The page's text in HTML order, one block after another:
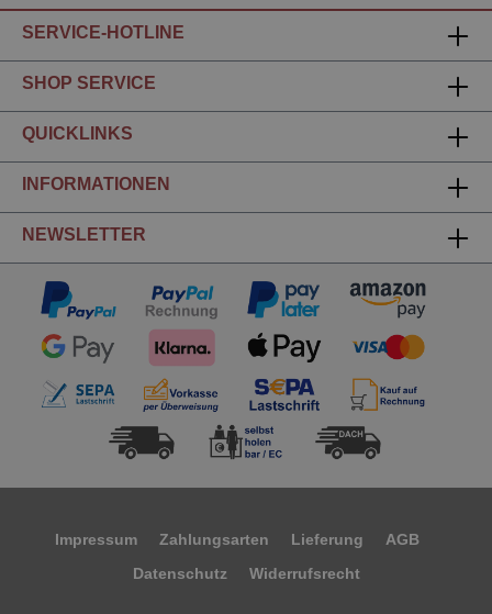
SERVICE-HOTLINE
SHOP SERVICE
QUICKLINKS
INFORMATIONEN
NEWSLETTER
Impressum Zahlungsarten Lieferung
AGB
Datenschutz
Widerrufsrecht